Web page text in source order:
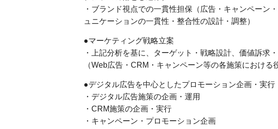
・ブランド視点での一貫性担保（広告・キャンペーン
ュニケーションの一貫性・整合性の設計・調整）
●マーケティング戦略立案
・上記分析を基に、ターゲット・戦略設計、価値訴求
（Web広告・CRM・キャンペーン等の各施策におけ
●デジタル広告を中心としたプロモーション企画・実行
・デジタル広告施策の企画・運用
・CRM施策の企画・実行
・キャンペーン・プロモーション企画